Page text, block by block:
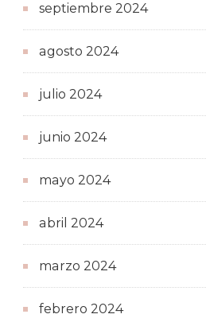
septiembre 2024
agosto 2024
julio 2024
junio 2024
mayo 2024
abril 2024
marzo 2024
febrero 2024